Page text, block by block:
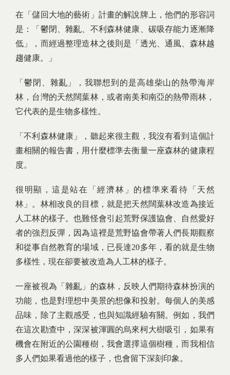
在「儲回大地的藝術」計畫的解說牌上，他們的形容詞
是：「鬱閉、雜亂、不利森林健康、碳吸存能力逐漸降
低」，而經過整理造林之後則是「透光、通風、森林越
趨健康。」
「鬱閉、雜亂」，我聯想到的是高雄柴山的熱帶海岸
林，台灣的天然闊葉林，或者南美和南亞的熱帶雨林，
它代表的是生物多樣性。
「不利森林健康」，聽起來很主觀，我沒有看到這個計
畫相關的報告書，用什麼標準去衡量一座森林的健康程
度。
很明顯，這是站在「經濟林」的標準來看待「天然
林」。林相改良的目標，就是把天然闊葉林改造為接近
人工林的樣子。也難怪會引起荒野保護協會、自然愛好
者的強烈反彈，因為這裡是荒野協會帶著人們長期觀察
和從事自然教育的場域，已長達20多年，看的就是生物
多樣性，現在卻要被改造為人工林的樣子。
一座被視為「雜亂」的森林，反映人們期待森林扮演的
功能，也是對理想中美景的想像和投射。每個人的美感
品味，除了主觀感受，也與知識經驗有關。例如，我們
在這次勘查中，深深被渾圓的烏來柯大樹吸引，如果有
機會在附近的公園種樹，我會選擇這個樹種，而我相信
多人們如果看過他的樣子，也會留下深刻印象。